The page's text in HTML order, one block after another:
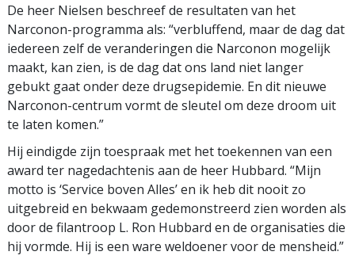
De heer Nielsen beschreef de resultaten van het
Narconon-programma als: “verbluffend, maar de dag dat
iedereen zelf de veranderingen die Narconon mogelijk
maakt, kan zien, is de dag dat ons land niet langer
gebukt gaat onder deze drugsepidemie. En dit nieuwe
Narconon-centrum vormt de sleutel om deze droom uit
te laten komen.”
Hij eindigde zijn toespraak met het toekennen van een
award ter nagedachtenis aan de heer Hubbard. “Mijn
motto is ‘Service boven Alles’ en ik heb dit nooit zo
uitgebreid en bekwaam gedemonstreerd zien worden als
door de filantroop L. Ron Hubbard en de organisaties die
hij vormde. Hij is een ware weldoener voor de mensheid.”